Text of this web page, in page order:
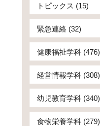
トピックス (15)
緊急連絡 (32)
健康福祉学科 (476)
経営情報学科 (308)
幼児教育学科 (340)
食物栄養学科 (279)